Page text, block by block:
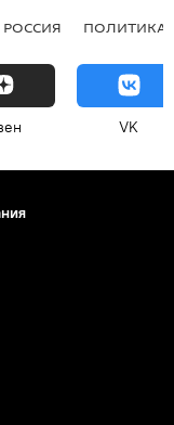
РОССИЯ ПОЛИТИКА
VK